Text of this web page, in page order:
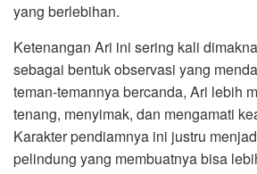
yang berlebihan.
Ketenangan Ari ini sering kali
sebagai bentuk observasi yang
teman-temannya bercanda, Ari lebih
tenang, menyimak, dan mengamati
Karakter pendiamnya ini justru
pelindung yang membuatnya bisa